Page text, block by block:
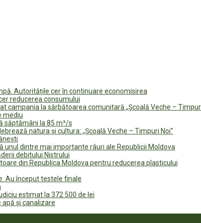
Autoritățile cer în continuare economisirea
reducerea consumului
campania la sărbătoarea comunitară „Școală Veche –
mediu
săptămâni la 85 m³/s
natura și cultura: „Școală Veche – Timpuri Noi”
dintre mai importante râuri ale Republicii Moldova
debitului Nistrului
din Republica Moldova pentru reducerea plasticului
Au început testele finale
estimat la 372 500 de lei
apă și canalizare